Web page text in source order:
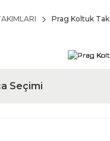
Prag Koltuk
Seçimi